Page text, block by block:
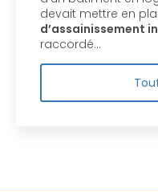
devait mettre en
d’assainissement
raccordé…